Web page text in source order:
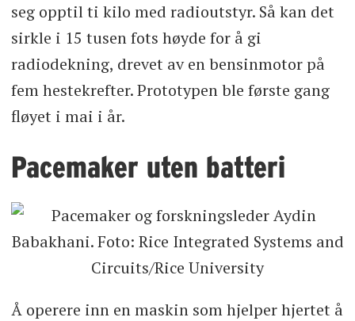
seg opptil ti kilo med radioutstyr. Så kan det
sirkle i 15 tusen fots høyde for å gi
radiodekning, drevet av en bensinmotor på
fem hestekrefter. Prototypen ble første gang
fløyet i mai i år.
Pacemaker uten batteri
Å operere inn en maskin som hjelper hjertet å